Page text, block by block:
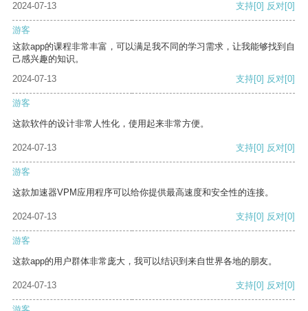
2024-07-13 支持[0] 反对[0]
游客
这款app的课程非常丰富，可以满足我不同的学习需求，让我能够找到自
己感兴趣的知识。
2024-07-13
支持[0] 反对[0]
游客
这款软件的设计非常人性化，使用起来非常方便。
2024-07-13 支持[0] 反对[0]
游客
这款加速器VPM应用程序可以给你提供最高速度和安全性的连接。
2024-07-13 支持[0] 反对[0]
游客
这款app的用户群体非常庞大，我可以结识到来自世界各地的朋友。
2024-07-13 支持[0] 反对[0]